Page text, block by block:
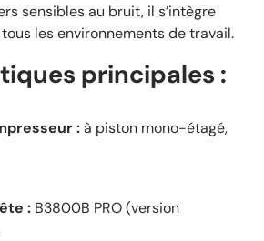
sensibles au bruit, il s’intègre
les environnements de travail.
principales :
:à piston mono-étagé,
: B3800B PRO (version